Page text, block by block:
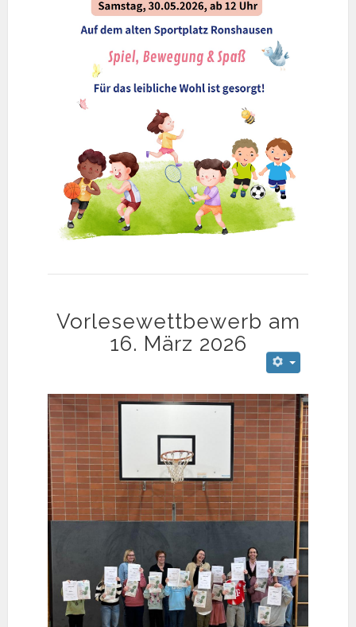
Vorlesewettbewerb am
16. März 2026